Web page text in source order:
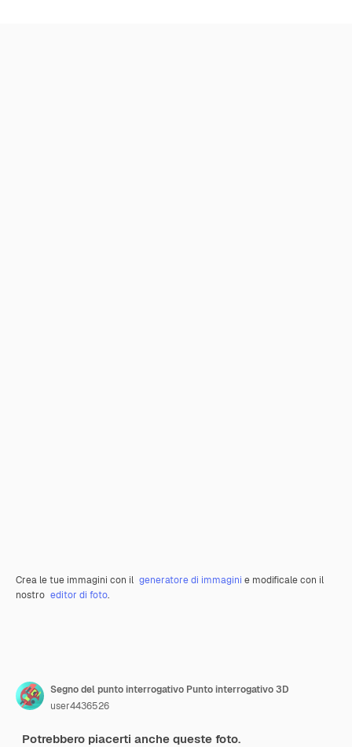
Crea le tue immagini con il generatore di immagini e modificale con il
nostro editor di foto.
Segno del punto interrogativo Punto interrogativo 3D
user4436526
Potrebbero piacerti anche queste foto.